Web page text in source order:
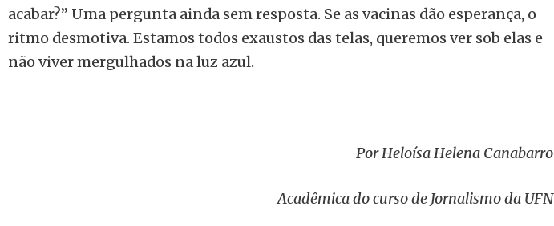
acabar?” Uma pergunta ainda sem resposta. Se as vacinas dão esperança, o
ritmo desmotiva. Estamos todos exaustos das telas, queremos ver sob elas e
não viver mergulhados na luz azul.
Por Heloísa Helena Canabarro
Acadêmica do curso de Jornalismo da UFN